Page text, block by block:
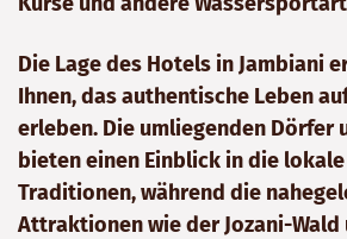
Die Lage des Hotels in Jambiani
Ihnen, das authentische Leben
erleben. Die umliegenden Dörfer
bieten einen Einblick in die
Traditionen, während die
Attraktionen wie der Jozani-Wald